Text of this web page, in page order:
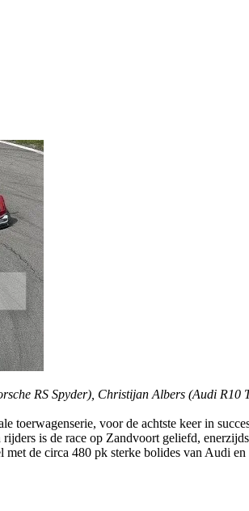
RS Spyder), Christijan Albers (Audi R10
toerwagenserie, voor de achtste keer in
is de race op Zandvoort geliefd,
de circa 480 pk sterke bolides van Audi en